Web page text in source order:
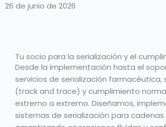
26 de junio de 2026
Tu socio para la serialización y el
Desde la implementación hasta el
servicios de serialización farmacéutica,
(track and trace) y cumplimiento
extremo a extremo. Diseñamos,
sistemas de serialización para